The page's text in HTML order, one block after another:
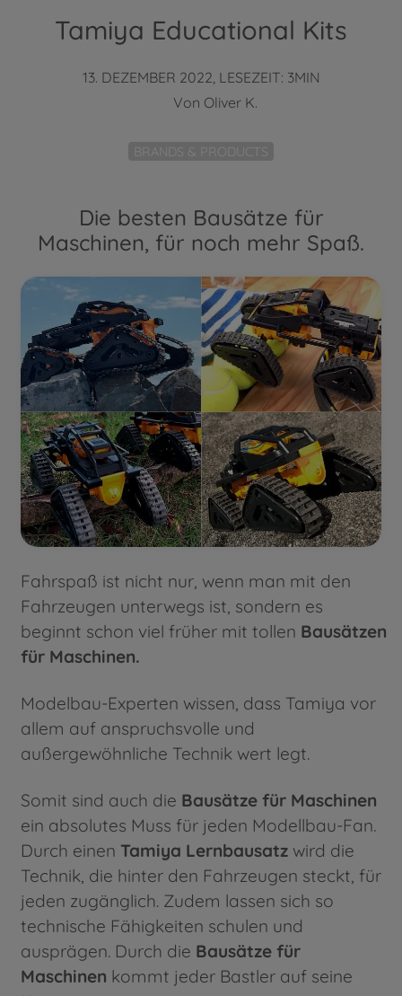
Tamiya Educational Kits
13. DEZEMBER 2022, LESEZEIT: 3MIN
Von Oliver K.
BRANDS & PRODUCTS
Die besten Bausätze für
Maschinen, für noch mehr Spaß.
Fahrspaß ist nicht nur, wenn man mit den
Fahrzeugen unterwegs ist, sondern es
beginnt schon viel früher mit tollen Bausätzen
für Maschinen.
Modelbau-Experten wissen, dass Tamiya vor
allem auf anspruchsvolle und
außergewöhnliche Technik wert legt.
Somit sind auch die Bausätze für Maschinen
ein absolutes Muss für jeden Modellbau-Fan.
Durch einen Tamiya Lernbausatz wird die
Technik, die hinter den Fahrzeugen steckt, für
jeden zugänglich. Zudem lassen sich so
technische Fähigkeiten schulen und
ausprägen. Durch die Bausätze für
Maschinen kommt jeder Bastler auf seine